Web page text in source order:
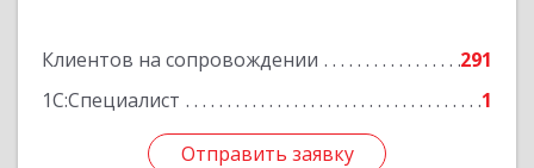
Клиентов на сопровождении
291
1С:Специалист
1
Отправить заявку
Подробнее
Отправить заявку